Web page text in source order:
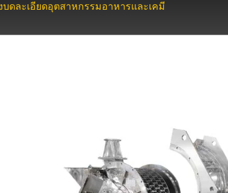
บดละเอียดอุตสาหกรรมอาหารและเคมี